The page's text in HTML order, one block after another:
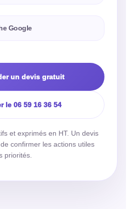
Google
un devis gratuit
le 06 59 16 36 54
et exprimés en HT. Un devis
confirmer les actions utiles
priorités.